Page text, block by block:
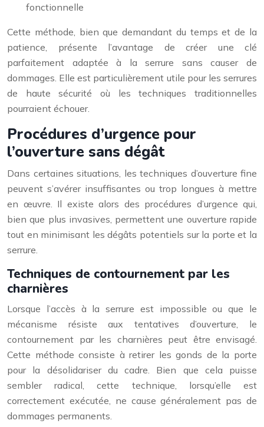
fonctionnelle
Cette méthode, bien que demandant du temps et de la
patience, présente l’avantage de créer une clé
parfaitement adaptée à la serrure sans causer de
dommages. Elle est particulièrement utile pour les serrures
de haute sécurité où les techniques traditionnelles
pourraient échouer.
Procédures d’urgence pour
l’ouverture sans dégât
Dans certaines situations, les techniques d’ouverture fine
peuvent s’avérer insuffisantes ou trop longues à mettre
en œuvre. Il existe alors des procédures d’urgence qui,
bien que plus invasives, permettent une ouverture rapide
tout en minimisant les dégâts potentiels sur la porte et la
serrure.
Techniques de contournement par les
charnières
Lorsque l’accès à la serrure est impossible ou que le
mécanisme résiste aux tentatives d’ouverture, le
contournement par les charnières peut être envisagé.
Cette méthode consiste à retirer les gonds de la porte
pour la désolidariser du cadre. Bien que cela puisse
sembler radical, cette technique, lorsqu’elle est
correctement exécutée, ne cause généralement pas de
dommages permanents.